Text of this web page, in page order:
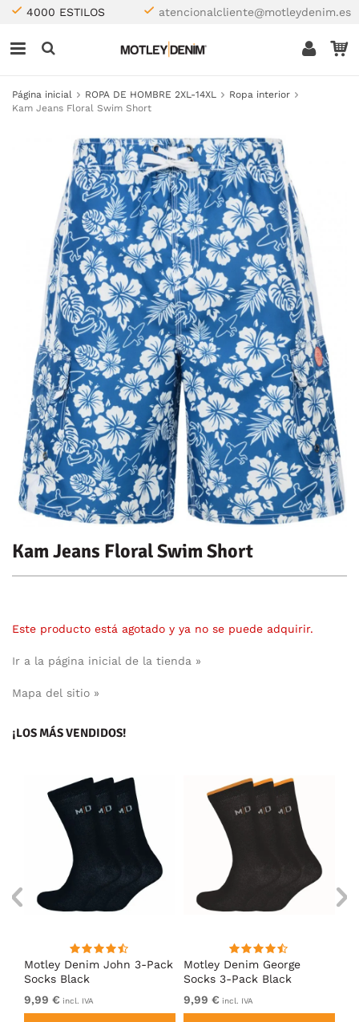
4000 ESTILOS atencionalcliente@motleydenim.es
Página inicial ROPA DE HOMBRE 2XL-14XL
Ropa interior
Kam Jeans Floral Swim Short
Kam Jeans Floral Swim Short
Este producto está agotado y ya no se puede adquirir.
Ir a la página inicial de la tienda »
Mapa del sitio »
¡LOS MÁS VENDIDOS!
Motley Denim John 3-Pack
Socks Black
9,99 € incl. IVA
Motley Denim George
Socks 3-Pack Black
9,99 € incl. IVA